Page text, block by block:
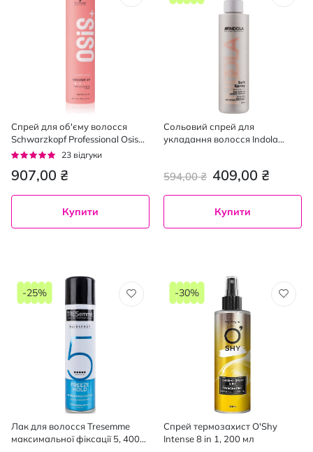
Спрей для об'єму волосся
Schwarzkopf Professional Osis+
Volume Up Booster Spray 300
Рейтинг:
23 відгуки
907,00 ₴
Купити
Сольовий спрей для
укладання волосся Indola
409,00 ₴
594,00 ₴
Купити
Лак для волосся Tresemme
максимальної фіксації 5, 400
-25%
Спрей термозахист O'Shy
Intense 8 in 1, 200 мл
-30%